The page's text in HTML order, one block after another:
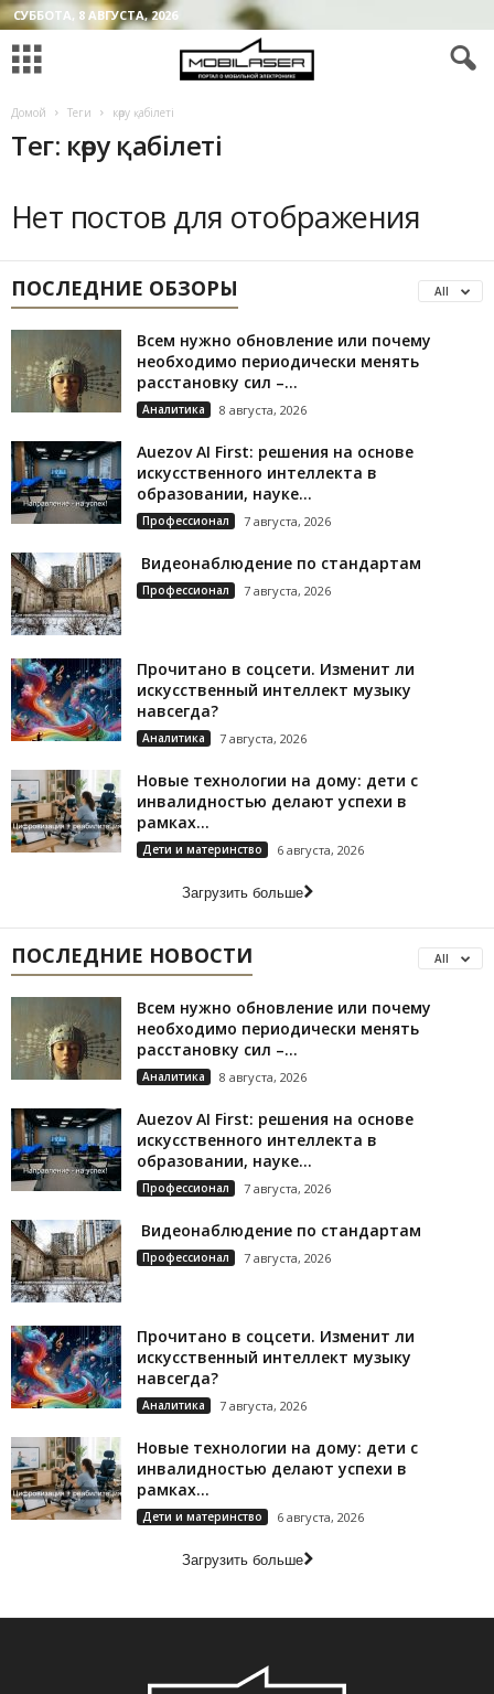
СУББОТА, 8 АВГУСТА, 2026
Домой Теги көру қабілеті
Тег: көру қабілеті
Нет постов для отображения
ПОСЛЕДНИЕ ОБЗОРЫ All
Всем нужно обновление или почему
необходимо периодически менять
расстановку сил –...
Аналитика 8 августа, 2026
Auezov AI First: решения на основе
искусственного интеллекта в
образовании, науке...
Профессионал 7 августа, 2026
Видеонаблюдение по стандартам
Профессионал 7 августа, 2026
Прочитано в соцсети. Изменит ли
искусственный интеллект музыку
навсегда?
Аналитика 7 августа, 2026
Новые технологии на дому: дети с
инвалидностью делают успехи в
рамках...
Дети и материнство 6 августа, 2026
Загрузить больше
ПОСЛЕДНИЕ НОВОСТИ All
Всем нужно обновление или почему
необходимо периодически менять
расстановку сил –...
Аналитика 8 августа, 2026
Auezov AI First: решения на основе
искусственного интеллекта в
образовании, науке...
Профессионал 7 августа, 2026
Видеонаблюдение по стандартам
Профессионал 7 августа, 2026
Прочитано в соцсети. Изменит ли
искусственный интеллект музыку
навсегда?
Аналитика 7 августа, 2026
Новые технологии на дому: дети с
инвалидностью делают успехи в
рамках...
Дети и материнство 6 августа, 2026
Загрузить больше